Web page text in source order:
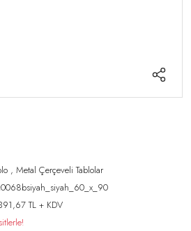
,Metal Çerçeveli Tablolar
TL + KDV